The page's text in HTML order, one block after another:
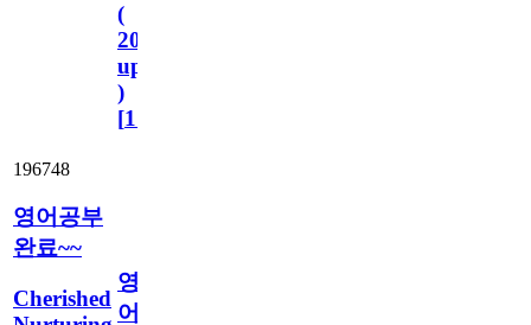
(
2023.11.1
update
)
[110
196748
영어공부
완료~~
Cherished
영
어